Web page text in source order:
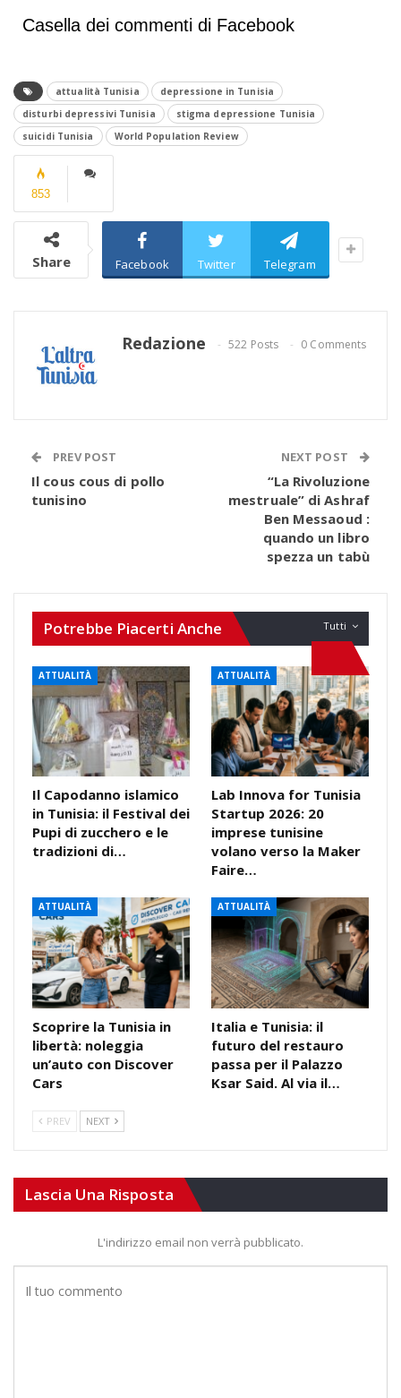
Casella dei commenti di Facebook
attualità Tunisia
depressione in Tunisia
disturbi depressivi Tunisia
stigma depressione Tunisia
suicidi Tunisia
World Population Review
853
Share Facebook Twitter Telegram
Redazione 522 Posts 0 Comments
PREV POST
Il cous cous di pollo
tunisino
NEXT POST
“La Rivoluzione
mestruale” di Ashraf
Ben Messaoud :
quando un libro
spezza un tabù
Tutti
Potrebbe Piacerti Anche
ATTUALITÀ
Il Capodanno islamico
in Tunisia: il Festival dei
Pupi di zucchero e le
tradizioni di…
ATTUALITÀ
Lab Innova for Tunisia
Startup 2026: 20
imprese tunisine
volano verso la Maker
Faire…
ATTUALITÀ
Scoprire la Tunisia in
libertà: noleggia
un’auto con Discover
Cars
ATTUALITÀ
Italia e Tunisia: il
futuro del restauro
passa per il Palazzo
Ksar Said. Al via il…
PREV NEXT
Lascia Una Risposta
L'indirizzo email non verrà pubblicato.